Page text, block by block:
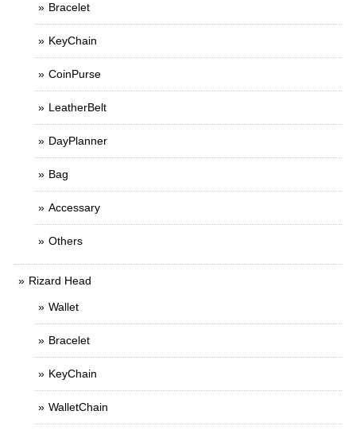
Bracelet
KeyChain
CoinPurse
LeatherBelt
DayPlanner
Bag
Accessary
Others
Rizard Head
Wallet
Bracelet
KeyChain
WalletChain